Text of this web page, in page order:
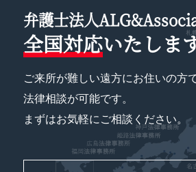
弁護士法人
全国対応いたしま
ご来所が難しい遠方にお住いの方
法律相談が可能です。
まずはお気軽にご相談ください。